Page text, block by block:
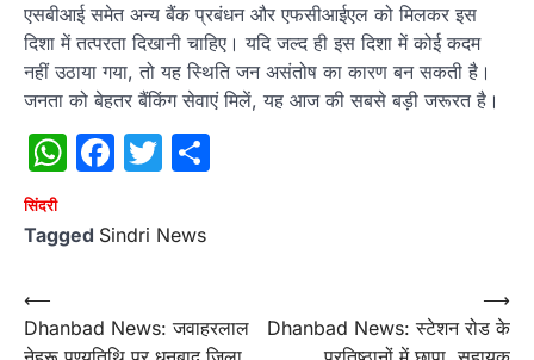
एसबीआई समेत अन्य बैंक प्रबंधन और एफसीआईएल को मिलकर इस
दिशा में तत्परता दिखानी चाहिए। यदि जल्द ही इस दिशा में कोई कदम
नहीं उठाया गया, तो यह स्थिति जन असंतोष का कारण बन सकती है।
जनता को बेहतर बैंकिंग सेवाएं मिलें, यह आज की सबसे बड़ी जरूरत है।
WhatsApp
Facebook
Twitter
सिंदरी
Tagged Sindri News
Post
navigation
⟵
Dhanbad News: जवाहरलाल
Dhanbad News: स्टेशन रोड के
⟶